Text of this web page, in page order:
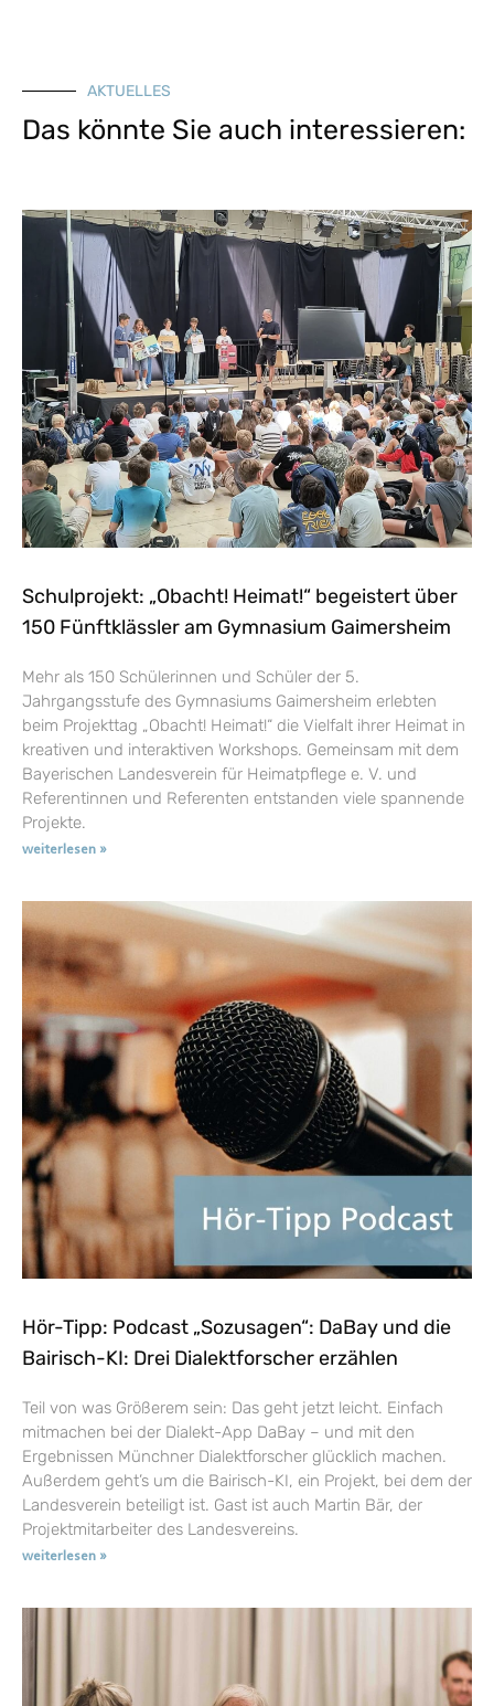
AKTUELLES
Das könnte Sie auch interessieren:
Schulprojekt: „Obacht! Heimat!“ begeistert über
150 Fünftklässler am Gymnasium Gaimersheim
Mehr als 150 Schülerinnen und Schüler der 5.
Jahrgangsstufe des Gymnasiums Gaimersheim erlebten
beim Projekttag „Obacht! Heimat!“ die Vielfalt ihrer Heimat in
kreativen und interaktiven Workshops. Gemeinsam mit dem
Bayerischen Landesverein für Heimatpflege e. V. und
Referentinnen und Referenten entstanden viele spannende
Projekte.
weiterlesen »
Hör-Tipp: Podcast „Sozusagen“: DaBay und die
Bairisch-KI: Drei Dialektforscher erzählen
Teil von was Größerem sein: Das geht jetzt leicht. Einfach
mitmachen bei der Dialekt-App DaBay – und mit den
Ergebnissen Münchner Dialektforscher glücklich machen.
Außerdem geht’s um die Bairisch-KI, ein Projekt, bei dem der
Landesverein beteiligt ist. Gast ist auch Martin Bär, der
Projektmitarbeiter des Landesvereins.
weiterlesen »